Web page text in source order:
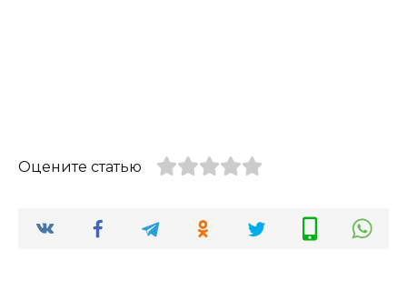
Оцените статью